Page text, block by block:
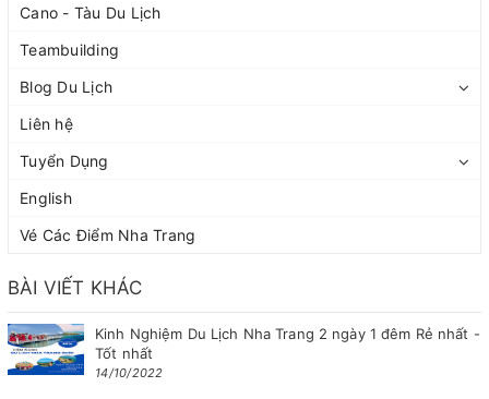
Cano - Tàu Du Lịch
Teambuilding
Blog Du Lịch
Liên hệ
Tuyển Dụng
English
Vé Các Điểm Nha Trang
BÀI VIẾT KHÁC
Kinh Nghiệm Du Lịch Nha Trang 2 ngày 1 đêm Rẻ nhất -
Tốt nhất
14/10/2022